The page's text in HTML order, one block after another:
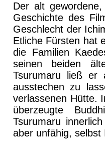
Der alt
Geschichte des
Geschlecht der
Etliche Fürsten hat
die Familien
seinen beiden
Tsurumaru ließ er
ausstechen zu
verlassenen Hütte.
überzeugte
Tsurumaru
aber unfähig, selbst